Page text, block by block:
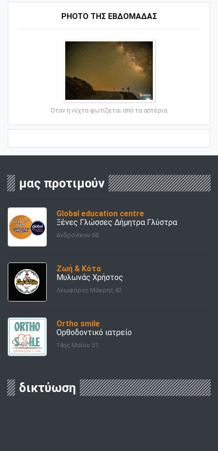
PHOTO ΤΗΣ ΕΒΔΟΜΑΔΑΣ
Όταν η νύχτα φωτίζεται από τα αστέρια
μας προτιμούν
Global education centre
Ξένες Γλώσσες Δήμητρα Γλύστρα
Ανδρονίκου 66
Ζωή & Κότα
Μυλωνάς Χρήστος
Λεωφόρος Μάκρης 42
Ortho smile
Ορθοδοντικό ιατρείο
14ης Μαΐου 51
δικτύωση